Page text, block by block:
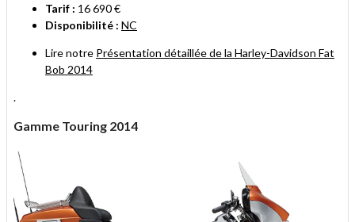
Tarif : 16 690 €
Disponibilité : NC
Lire notre Présentation détaillée de la Harley-Davidson Fat
Bob 2014
.
Gamme Touring 2014